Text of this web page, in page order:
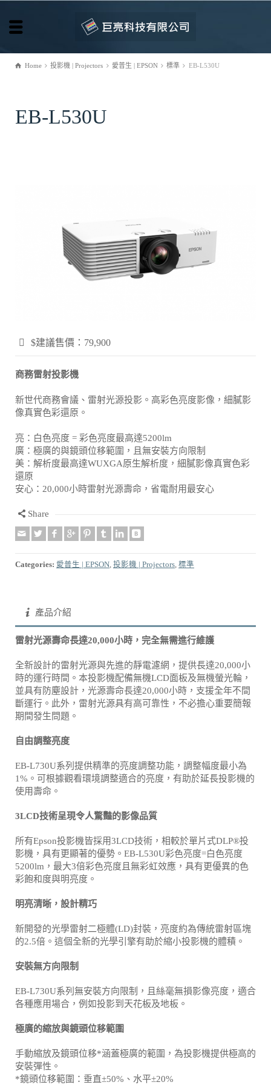
Home 投影機 | Projectors 愛普生 | EPSON 標準 EB-L530U
EB-L530U
$建議售價：79,900
商務雷射投影機
新世代商務會議、雷射光源投影。高彩色亮度影像，細膩影
像真實色彩還原。
亮：白色亮度 = 彩色亮度最高達5200lm
廣：極廣的與鏡頭位移範圍，且無安裝方向限制
美：解析度最高達WUXGA原生解析度，細膩影像真實色彩
還原
安心：20,000小時雷射光源壽命，省電耐用最安心
Share
Categories: 愛普生 | EPSON, 投影機 | Projectors, 標準
產品介紹
雷射光源壽命長達20,000小時，完全無需進行維護
全新設計的雷射光源與先進的靜電濾網，提供長達20,000小
時的運行時間。本投影機配備無機LCD面板及無機螢光輪，
並具有防塵設計，光源壽命長達20,000小時，支援全年不間
斷運行。此外，雷射光源具有高可靠性，不必擔心重要簡報
期間發生問題。
自由調整亮度
EB-L730U系列提供精準的亮度調整功能，調整幅度最小為
1%。可根據觀看環境調整適合的亮度，有助於延長投影機的
使用壽命。
3LCD技術呈現令人驚豔的影像品質
所有Epson投影機皆採用3LCD技術，相較於單片式DLP®投
影機，具有更顯著的優勢。EB-L530U彩色亮度=白色亮度
5200lm，最大3倍彩色亮度且無彩虹效應，具有更優異的色
彩飽和度與明亮度。
明亮清晰，設計精巧
新開發的光學雷射二極體(LD)封裝，亮度約為傳統雷射區塊
的2.5倍。這個全新的光學引擎有助於縮小投影機的體積。
安裝無方向限制
EB-L730U系列無安裝方向限制，且絲毫無損影像亮度，適合
各種應用場合，例如投影到天花板及地板。
極廣的縮放與鏡頭位移範圍
手動縮放及鏡頭位移*涵蓋極廣的範圍，為投影機提供極高的
安裝彈性。
*鏡頭位移範圍：垂直±50%、水平±20%